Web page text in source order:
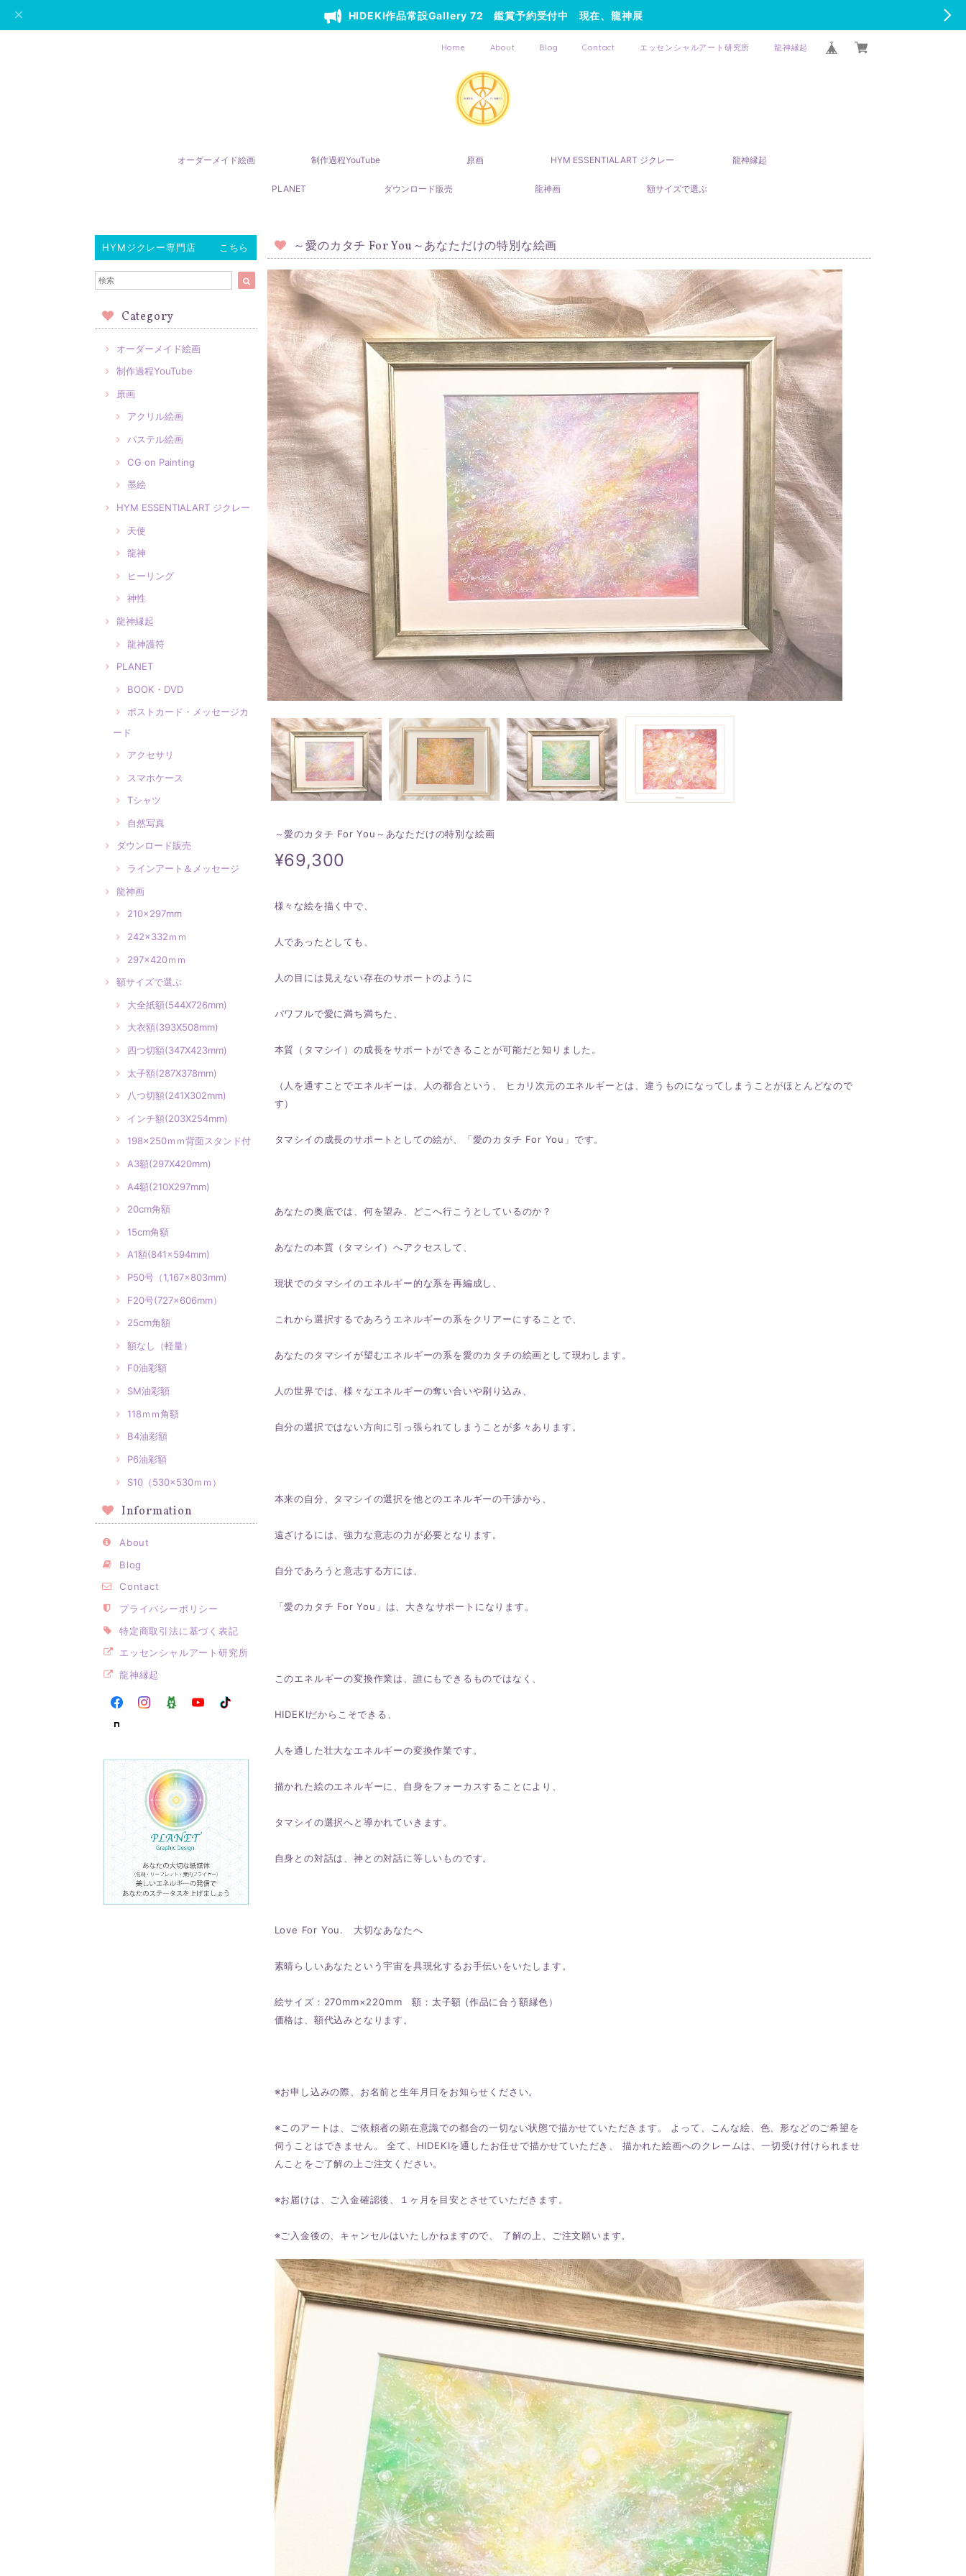
HIDEKI作品常設Gallery 72 鑑賞予約受付中 現在、龍神展
Home About Blog Contact エッセンシャルアート研究所 龍神縁起
オーダーメイド絵画 制作過程YouTube 原画 HYM ESSENTIALART ジクレー 龍神縁起
PLANET ダウンロード販売 龍神画 額サイズで選ぶ
HYMジクレー専門店 こちら
Category
オーダーメイド絵画
制作過程YouTube
原画
アクリル絵画
パステル絵画
CG on Painting
墨絵
HYM ESSENTIALART ジクレー
天使
龍神
ヒーリング
神性
龍神縁起
龍神護符
PLANET
BOOK・DVD
ポストカード・メッセージカ
ード
アクセサリ
スマホケース
Tシャツ
自然写真
ダウンロード販売
ラインアート＆メッセージ
龍神画
210×297mm
242×332ｍｍ
297×420ｍｍ
額サイズで選ぶ
大全紙額(544X726mm)
大衣額(393X508mm)
四つ切額(347X423mm)
太子額(287X378mm)
八つ切額(241X302mm)
インチ額(203X254mm)
198×250ｍｍ背面スタンド付
A3額(297X420mm)
A4額(210X297mm)
20cm角額
15cm角額
A1額(841×594mm)
P50号（1,167×803mm)
F20号(727×606mm）
25cm角額
額なし（軽量）
F0油彩額
SM油彩額
118ｍｍ角額
B4油彩額
P6油彩額
S10（530×530ｍｍ）
Information
About
Blog
Contact
プライバシーポリシー
特定商取引法に基づく表記
エッセンシャルアート研究所
龍神縁起
～愛のカタチ For You～あなただけの特別な絵画
～愛のカタチ For You～あなただけの特別な絵画
¥69,300
様々な絵を描く中で、
人であったとしても、
人の目には見えない存在のサポートのように
パワフルで愛に満ち満ちた、
本質（タマシイ）の成長をサポートができることが可能だと知りました。
（人を通すことでエネルギーは、人の都合という、 ヒカリ次元のエネルギーとは、違うものになってしまうことがほとんどなので
す）
タマシイの成長のサポートとしての絵が、「愛のカタチ For You」です。
あなたの奥底では、何を望み、どこへ行こうとしているのか？
あなたの本質（タマシイ）へアクセスして、
現状でのタマシイのエネルギー的な系を再編成し、
これから選択するであろうエネルギーの系をクリアーにすることで、
あなたのタマシイが望むエネルギーの系を愛のカタチの絵画として現わします。
人の世界では、様々なエネルギーの奪い合いや刷り込み、
自分の選択ではない方向に引っ張られてしまうことが多々あります。
本来の自分、タマシイの選択を他とのエネルギーの干渉から、
遠ざけるには、強力な意志の力が必要となります。
自分であろうと意志する方には、
「愛のカタチ For You」は、大きなサポートになります。
このエネルギーの変換作業は、誰にもできるものではなく、
HIDEKIだからこそできる、
人を通した壮大なエネルギーの変換作業です。
描かれた絵のエネルギーに、自身をフォーカスすることにより、
タマシイの選択へと導かれていきます。
自身との対話は、神との対話に等しいものです。
Love For You. 大切なあなたへ
素晴らしいあなたという宇宙を具現化するお手伝いをいたします。
絵サイズ：270mm×220mm 額：太子額 (作品に合う額縁色）
価格は、額代込みとなります。
※お申し込みの際、お名前と生年月日をお知らせください。
※このアートは、ご依頼者の顕在意識での都合の一切ない状態で描かせていただきます。 よって、こんな絵、色、形などのご希望を
伺うことはできません。 全て、HIDEKIを通したお任せで描かせていただき、 描かれた絵画へのクレームは、一切受け付けられませ
んことをご了解の上ご注文ください。
※お届けは、ご入金確認後、１ヶ月を目安とさせていただきます。
※ご入金後の、キャンセルはいたしかねますので、 了解の上、ご注文願います。